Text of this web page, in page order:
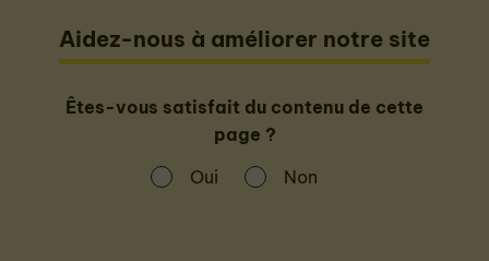
Aidez-nous à améliorer notre site
Êtes-vous satisfait du contenu de cette
page ?
Oui
Non